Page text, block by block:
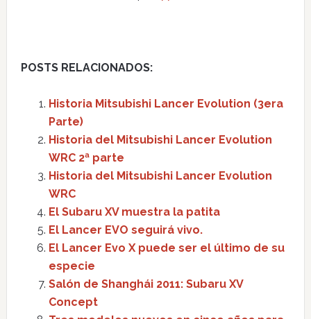
POSTS RELACIONADOS:
Historia Mitsubishi Lancer Evolution (3era
Parte)
Historia del Mitsubishi Lancer Evolution
WRC 2ª parte
Historia del Mitsubishi Lancer Evolution
WRC
El Subaru XV muestra la patita
El Lancer EVO seguirá vivo.
El Lancer Evo X puede ser el último de su
especie
Salón de Shanghái 2011: Subaru XV
Concept